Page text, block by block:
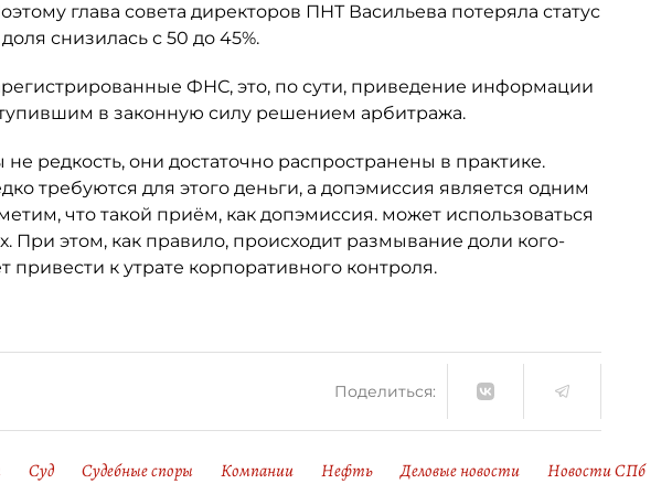
глава совета директоров ПНТ Васильева потеряла статус
снизилась с 50 до 45%.
ФНС, это, по сути, приведение информации
в законную силу решением арбитража.
редкость, они достаточно распространены в практике.
требуются для этого деньги, а допэмиссия является одним
что такой приём, как допэмиссия. может использоваться
При этом, как правило, происходит размывание доли кого-
к утрате корпоративного контроля.
Поделиться:
Суд Судебные споры Компании Нефть Деловые новости Новости СПб